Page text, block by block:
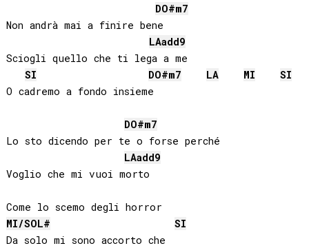
DO#m7
Non andrà mai a finire bene
LAadd9
Sciogli quello che ti lega a me
SI
DO#m7 LA MI
SI
O cadremo a fondo insieme
DO#m7
Lo sto dicendo per te o forse perché
LAadd9
Voglio che mi vuoi morto
MI/SOL#
SI
Da solo mi sono accorto che